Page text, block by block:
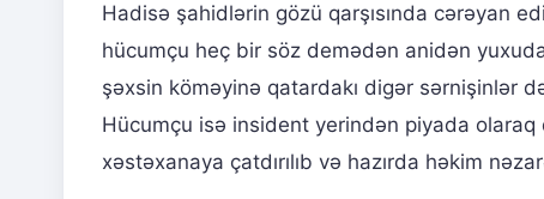
Hadisə şahidlərin gözü qarşısında cərəyan
hücumçu heç bir söz demədən anidən
şəxsin köməyinə qatardakı digər sərnişinlər
Hücumçu isə insident yerindən piyada olaraq
xəstəxanaya çatdırılıb və hazırda həkim